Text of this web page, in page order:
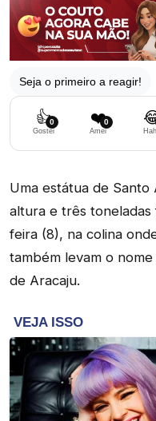
Seja o primeiro a reagir!
👍0
Gostei
❤️0
Amei
Uma estátua de
altura e três toneladas
feira (8), na colina
também levam o
de Aracaju.